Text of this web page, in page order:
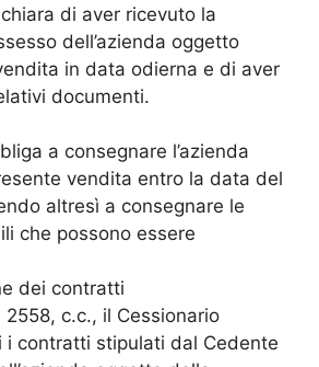
di aver ricevuto la
dell’azienda oggetto
in data odierna e di aver
documenti.
a consegnare l’azienda
vendita entro la data del
altresì a consegnare le
che possono essere
dei contratti
2558, c.c., il Cessionario
i contratti stipulati dal Cedente